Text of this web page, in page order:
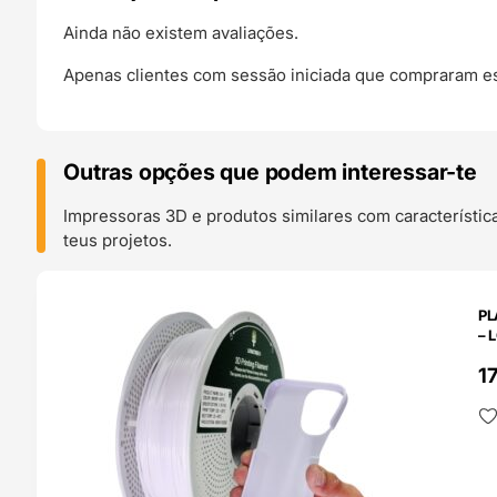
Ainda não existem avaliações.
Apenas clientes com sessão iniciada que compraram
Outras opções que podem interessar-te
Impressoras 3D e produtos similares com
teus projetos.
–